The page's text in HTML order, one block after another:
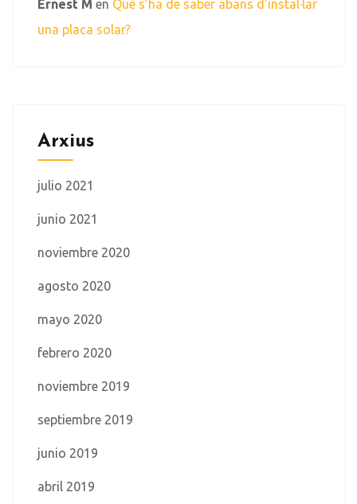
Ernest M en Què s’ha de saber abans d’instal·lar
una placa solar?
Arxius
julio 2021
junio 2021
noviembre 2020
agosto 2020
mayo 2020
febrero 2020
noviembre 2019
septiembre 2019
junio 2019
abril 2019